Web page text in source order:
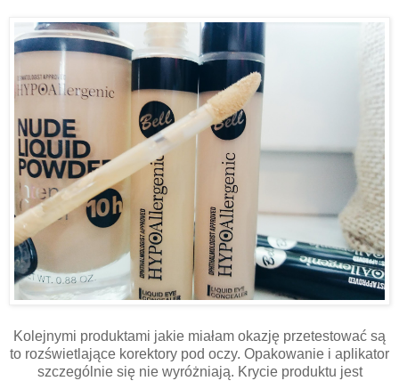
Kolejnymi produktami jakie miałam okazję przetestować są
to rozświetlające korektory pod oczy. Opakowanie i aplikator
szczególnie się nie wyróżniają. Krycie produktu jest